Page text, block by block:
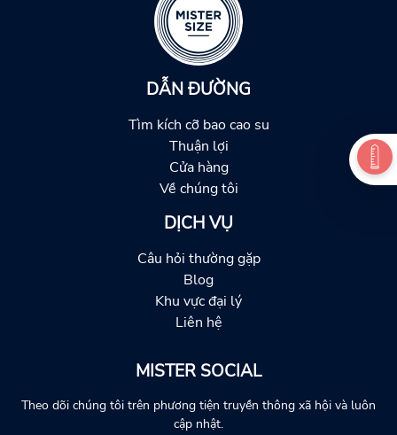
DẪN ĐƯỜNG
Tìm kích cỡ bao cao su
Thuận lợi
Cửa hàng
Về chúng tôi
DỊCH VỤ
Câu hỏi thường gặp
Blog
Khu vực đại lý
Liên hệ
MISTER SOCIAL
Theo dõi chúng tôi trên phương tiện truyền thông xã hội và luôn
cập nhật.